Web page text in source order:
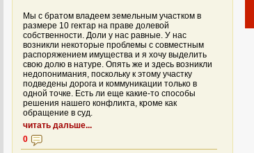
Мы с братом владеем земельным участком в
размере 10 гектар на праве долевой
собственности. Доли у нас равные. У нас
возникли некоторые проблемы с совместным
распоряжением имущества и я хочу выделить
свою долю в натуре. Опять же и здесь возникли
недопонимания, поскольку к этому участку
подведены дорога и коммуникации только в
одной точке. Есть ли еще какие-то способы
решения нашего конфликта, кроме как
обращение в суд.
читать дальше...
0